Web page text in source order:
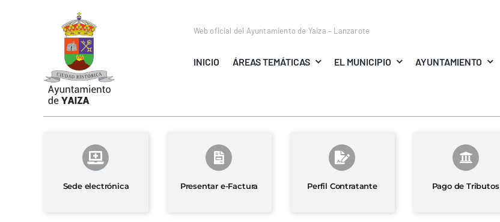
Web oficial del Ayuntamiento de Yaiza – Lanzarote
INICIO ÁREAS TEMÁTICAS EL MUNICIPIO AYUNTAMIENTO
Sede electrónica Presentar e-Factura Perfil Contratante Pago de Tributos